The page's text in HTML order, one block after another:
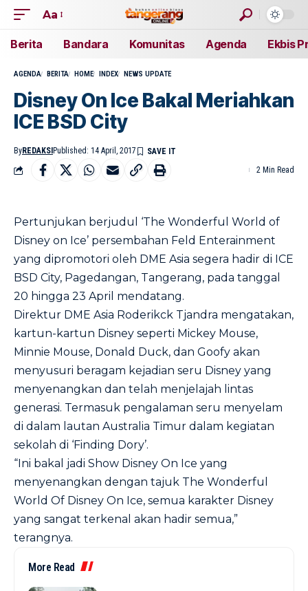
Aa
Berita Bandara Komunitas Agenda Ekbis
AGENDA BERITA HOME INDEX NEWS UPDATE
Disney On Ice Bakal Meriahkan
ICE BSD City
ByREDAKSI Published: 14 April, 2017
2 Min Read
Pertunjukan berjudul ‘The Wonderful World of
Disney on Ice’ persembahan Feld Enterainment
yang dipromotori oleh DME Asia segera hadir di ICE
BSD City, Pagedangan, Tangerang, pada tanggal
20 hingga 23 April mendatang.
Direktur DME Asia Roderikck Tjandra mengatakan,
kartun-kartun Disney seperti Mickey Mouse,
Minnie Mouse, Donald Duck, dan Goofy akan
menyusuri beragam kejadian seru Disney yang
menyenangkan dan telah menjelajah lintas
generasi. Termasuk pengalaman seru menyelam
di dalam lautan Australia Timur dalam kegiatan
sekolah di ‘Finding Dory’.
“Ini bakal jadi Show Disney On Ice yang
menyenangkan dengan tajuk The Wonderful
World Of Disney On Ice, semua karakter Disney
yang sangat terkenal akan hadir semua,”
terangnya.
More Read